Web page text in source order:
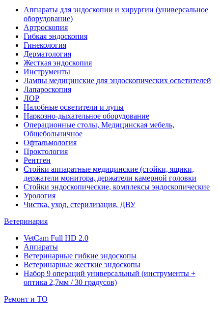
Аппараты для эндоскопии и хирургии (универсальное
оборудование)
Артроскопия
Гибкая эндоскопия
Гинекология
Дерматология
Жесткая эндоскопия
Инструменты
Лампы медицинские для эндоскопических осветителей
Лапароскопия
ЛОР
Налобные осветители и лупы
Наркозно-дыхательное оборудование
Операционные столы, Медицинская мебель,
Общебольничное
Офтальмология
Проктология
Рентген
Стойки аппаратные медицинские (стойки, ящики,
держатели монитора, держатели камерной головки
Стойки эндоскопические, комплексы эндоскопические
Урология
Чистка, уход, стерилизация, ДВУ
Ветеринария
VetCam Full HD 2.0
Аппараты
Ветеринарные гибкие эндоскопы
Ветеринарные жесткие эндоскопы
Набор 9 операций универсальный (инструменты +
оптика 2,7мм / 30 градусов)
Ремонт и ТО